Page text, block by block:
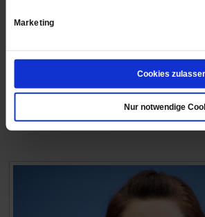
Marketing
Cookies
Nur notwendige
Eingeweiht werden in die
Schülerinnen berichten, wie sie in
gerieten. Eine Investigativrecherche.